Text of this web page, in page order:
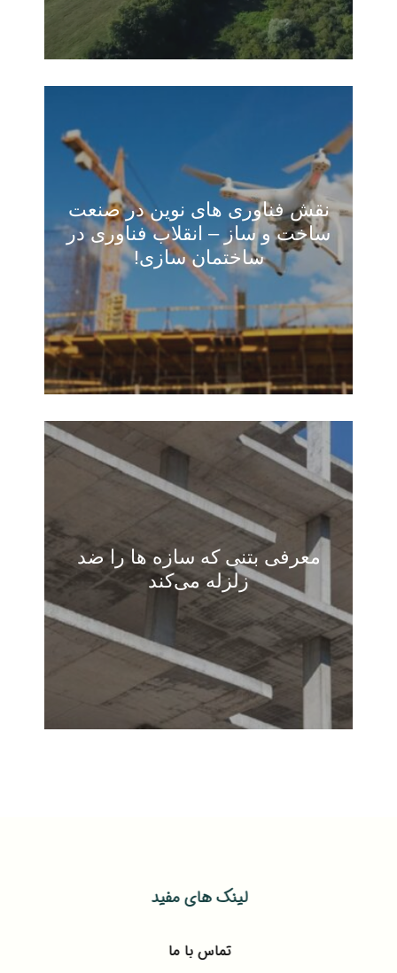
نقش فناوری های نوین در صنعت
ساخت و ساز – انقلاب فناوری‌ در
ساختمان سازی!
مقالات
معرفی بتنی که سازه ‌ها را ضد
زلزله می‌کند
مقالات
لینک های مفید
تماس با ما